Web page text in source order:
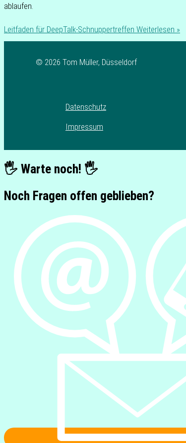
ablaufen.
Leitfaden für DeepTalk-Schnuppertreffen Weiterlesen »
© 2026 Tom Müller, Düsseldorf
Datenschutz
Impressum
🖐️ Warte noch! 🖐️
Noch Fragen offen geblieben?